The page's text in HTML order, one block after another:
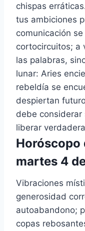
chispas
tus ambiciones
comunicación
cortocircuitos; a
las palabras,
lunar: Aries
rebeldía se
despiertan
debe considerar
liberar
Horóscopo
martes 4
Vibraciones
generosidad
autoabandono;
copas